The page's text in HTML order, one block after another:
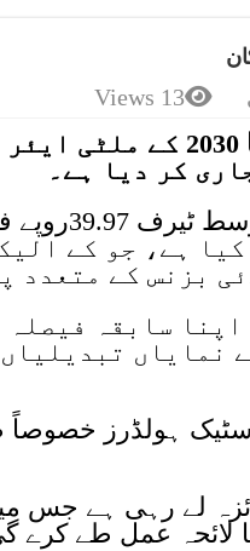
13 Views
نیپرا نے کے الیکٹرک کے مالی سال
کر دیا ہے۔
ترجمان کے
کیا ہے، جو کے
بزنس کے متعدد
سابقہ فیصلہ
نمایاں
ہولڈرز
لے رہی ہے جس
لائحہ عمل طے کرے